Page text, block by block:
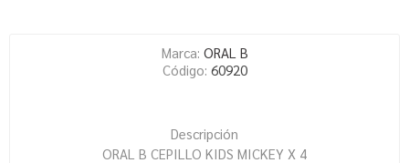
Marca: ORAL B
Código: 60920
Descripción
ORAL B CEPILLO KIDS MICKEY X 4